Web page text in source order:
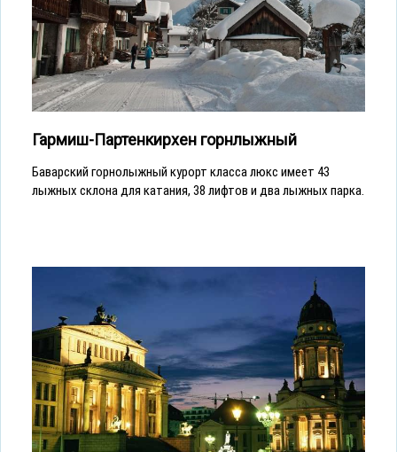
Гармиш-Партенкирхен горнлыжный
Баварский горнолыжный курорт класса люкс имеет 43
лыжных склона для катания, 38 лифтов и два лыжных парка.